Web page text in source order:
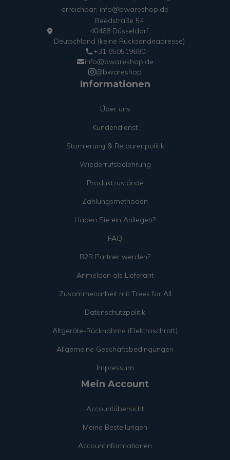
erreichbar: info@bwareshop.de
Beedstraße 54
40468 Düsseldorf
Deutschland (keine Rücksendeadresse)
+31 850519680
info@bwareshop.de
@bwareshop
Informationen
Über uns
Kundendienst
Stornierung & Retourenpolitik
Wiederrufsbelehrung
Produktzustände
Zahlungsmethoden
Haben Sie ein Anliegen?
FAQ
B2B Partner werden?
Anmelden als Lieferant
Zusammenarbeit mit Trees for All
Datenschutzpolitik
Altgeräte-Rücknahme (Elektroschrott)
Allgemeine Geschäftsbedingungen
Impressum
Mein Account
Accountübersicht
Meine Bestellungen
Accountinformationen